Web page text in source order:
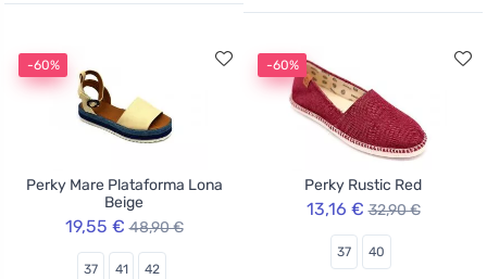
-60%
Perky Mare Plataforma Lona
Beige
19,55 € 48,90 €
37 41 42
-60%
Perky Rustic Red
13,16 € 32,90 €
37 40